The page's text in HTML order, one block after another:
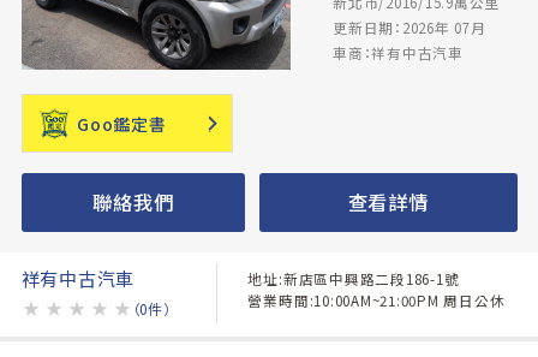
更新日期：2026年 07月
車商：祥有中古汽車
Goo鑑定書
聯絡我們 查看詳情
祥有中古汽車
★ ★ ★ ★ ★ （0件）
地址:新店區中興路二段186-1號
營業時間:10:00AM~21:00PM 周日公休